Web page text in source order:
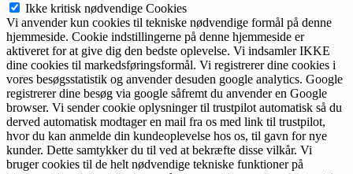
Ikke kritisk nødvendige Cookies
Vi anvender kun cookies til tekniske nødvendige formål på denne
hjemmeside. Cookie indstillingerne på denne hjemmeside er
aktiveret for at give dig den bedste oplevelse. Vi indsamler IKKE
dine cookies til markedsføringsformål. Vi registrerer dine cookies i
vores besøgsstatistik og anvender desuden google analytics. Google
registrerer dine besøg via google såfremt du anvender en Google
browser. Vi sender cookie oplysninger til trustpilot automatisk så du
derved automatisk modtager en mail fra os med link til trustpilot,
hvor du kan anmelde din kundeoplevelse hos os, til gavn for nye
kunder. Dette samtykker du til ved at bekræfte disse vilkår. Vi
bruger cookies til de helt nødvendige tekniske funktioner på